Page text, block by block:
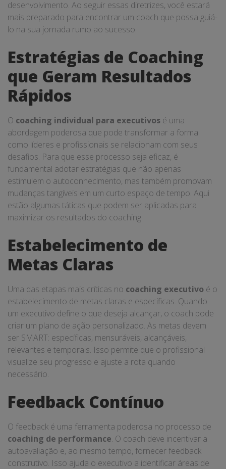
desenvolvimento. Ao seguir essas diretrizes, você estará
mais preparado para encontrar um coach que possa guiá-
lo na sua jornada rumo ao sucesso.
Estratégias de Coaching
que Geram Resultados
Rápidos
O coaching individual para executivos é uma
abordagem poderosa que pode transformar a forma
como líderes e profissionais se relacionam com seus
desafios. Para que esse processo seja eficaz, é
fundamental adotar estratégias que não apenas
estimulem o autoconhecimento, mas também promovam
mudanças tangíveis em um curto espaço de tempo. Aqui
estão algumas táticas que podem ser aplicadas para
maximizar os resultados do coaching.
Estabelecimento de
Metas Claras
Uma das etapas mais críticas no coaching executivo é o
estabelecimento de metas claras e específicas. Quando
um executivo define o que deseja alcançar, o coach pode
criar um plano de ação personalizado. As metas devem
ser SMART: específicas, mensuráveis, alcançáveis,
relevantes e temporais. Isso permite que o profissional
visualize seu progresso e ajuste a rota quando
necessário.
Feedback Contínuo
O feedback é uma ferramenta poderosa no processo de
coaching de performance. O coach deve incentivar a
autoavaliação e, ao mesmo tempo, fornecer feedback
construtivo. Isso ajuda o executivo a identificar áreas de